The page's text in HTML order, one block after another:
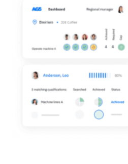
Schulungseffektivität
Compliance-Dashboards
Schluss mit dem
mit AG5 Workflows